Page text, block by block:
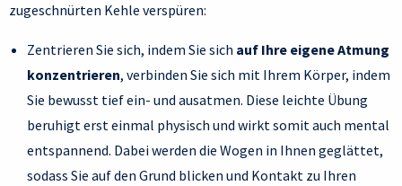
zugeschnürten Kehle verspüren:
Zentrieren Sie sich, indem Sie sich auf Ihre eigene Atmung
konzentrieren, verbinden Sie sich mit Ihrem Körper, indem
Sie bewusst tief ein- und ausatmen. Diese leichte Übung
beruhigt erst einmal physisch und wirkt somit auch mental
entspannend. Dabei werden die Wogen in Ihnen geglättet,
sodass Sie auf den Grund blicken und Kontakt zu Ihren